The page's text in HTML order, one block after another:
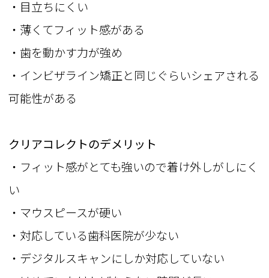
・目立ちにくい
・薄くてフィット感がある
・歯を動かす力が強め
・インビザライン矯正と同じぐらいシェアされる
可能性がある
クリアコレクトのデメリット
・フィット感がとても強いので着け外しがしにく
い
・マウスピースが硬い
・対応している歯科医院が少ない
・デジタルスキャンにしか対応していない